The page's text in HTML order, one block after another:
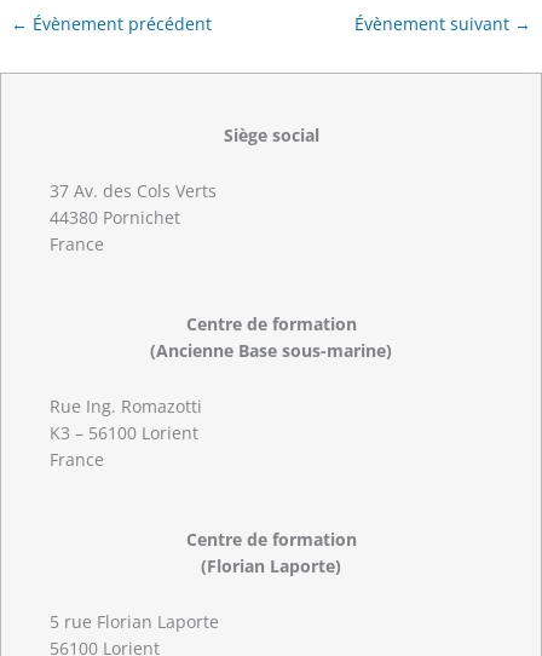
← Évènement précédent Évènement suivant →
Siège social
37 Av. des Cols Verts
44380 Pornichet
France
Centre de formation
(Ancienne Base sous-marine)
Rue Ing. Romazotti
K3 – 56100 Lorient
France
Centre de formation
(Florian Laporte)
5 rue Florian Laporte
56100 Lorient